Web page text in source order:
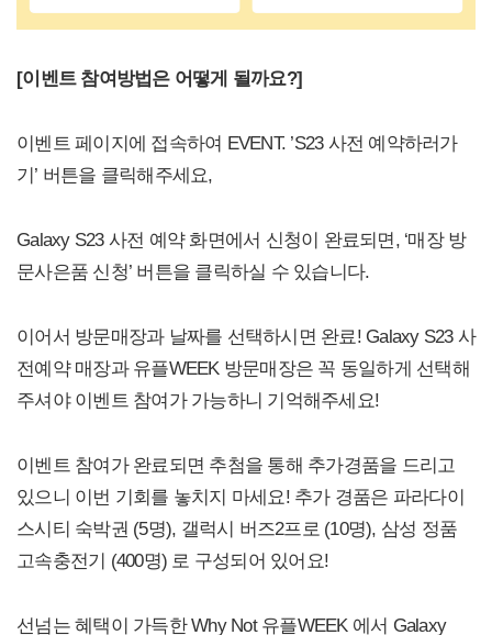
[이벤트 참여방법은 어떻게 될까요?]
이벤트 페이지에 접속하여 EVENT. ’S23 사전 예약하러가
기’ 버튼을 클릭해주세요,
Galaxy S23 사전 예약 화면에서 신청이 완료되면, ‘매장 방
문사은품 신청’ 버튼을 클릭하실 수 있습니다.
이어서 방문매장과 날짜를 선택하시면 완료! Galaxy S23 사
전예약 매장과 유플WEEK 방문매장은 꼭 동일하게 선택해
주셔야 이벤트 참여가 가능하니 기억해주세요!
이벤트 참여가 완료되면 추첨을 통해 추가경품을 드리고
있으니 이번 기회를 놓치지 마세요! 추가 경품은 파라다이
스시티 숙박권 (5명), 갤럭시 버즈2프로 (10명), 삼성 정품
고속충전기 (400명) 로 구성되어 있어요!
선넘는 혜택이 가득한 Why Not 유플WEEK 에서 Galaxy